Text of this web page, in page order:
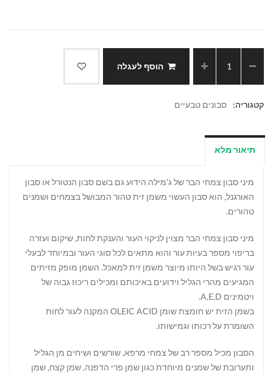
הוסף לעגלה
קטגוריה: סבונים טבעיים
תיאור מלא
מיני סבון צמחי הבר של ג'מילה הידוע גם בשם סבון הנטורל או סבון
האורגנל, הוא סבון העשוי משמן זית טהור המבושל בצמחים ושמנים
טהורים.
מיני סבון צמחי הבר מצוין לניקוי העור והענקת לחות, שיקום ועזרה
בריפוי מספר בעיות עור והוא מתאים לכל סוגי העור ובמיוחד לבעלי
עור רגיש בשל היותו מיוצר משמן זית למאכל. השמן מופק מזיתים
המגיעים מהרי הגליל וידועים באיכותם ומכילים ריכוז גבוה של
ויטמינים A,E,D.
בשמן הזית יש חומצת שומן OLEIC ACID המקנה לעור לחות
השומרת על רכותו וגמישותו.
הסבון מכיל מספר רב של צמחי מרפא, שורשים ושיחים מן הגליל
ותערובת של שמנים מיוחדת כגון שמן פרי הדפנה, שמן קצח, שמן